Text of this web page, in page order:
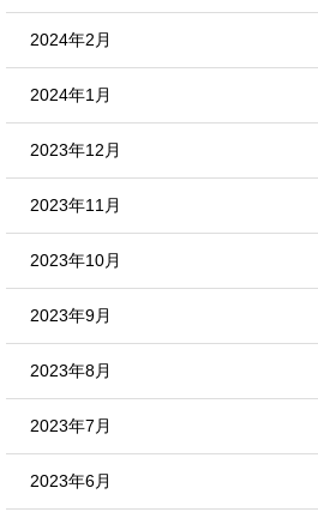
2024年2月
2024年1月
2023年12月
2023年11月
2023年10月
2023年9月
2023年8月
2023年7月
2023年6月